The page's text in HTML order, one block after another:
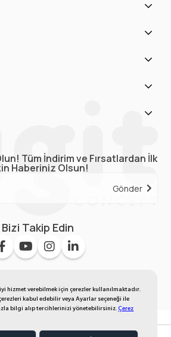
hizmet verebilmek için çerezler kullanılmaktadır.
kabul edebilir veya Ayarlar seçeneği ile
bilgi alıp tercihlerinizi yönetebilirsiniz.Çerez
Tüm İndirim ve Fırsatlardan İlk
Haberiniz Olsun!
Gönder
Bizi Takip Edin